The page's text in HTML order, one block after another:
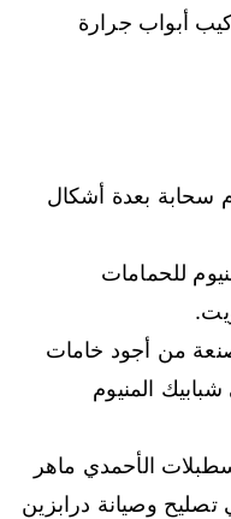
أبواب جرارة
سحابة بعدة أشكال
للحمامات
من أجود خامات
المنيوم
الأحمدي ماهر
تصليح وصيانة درابزين